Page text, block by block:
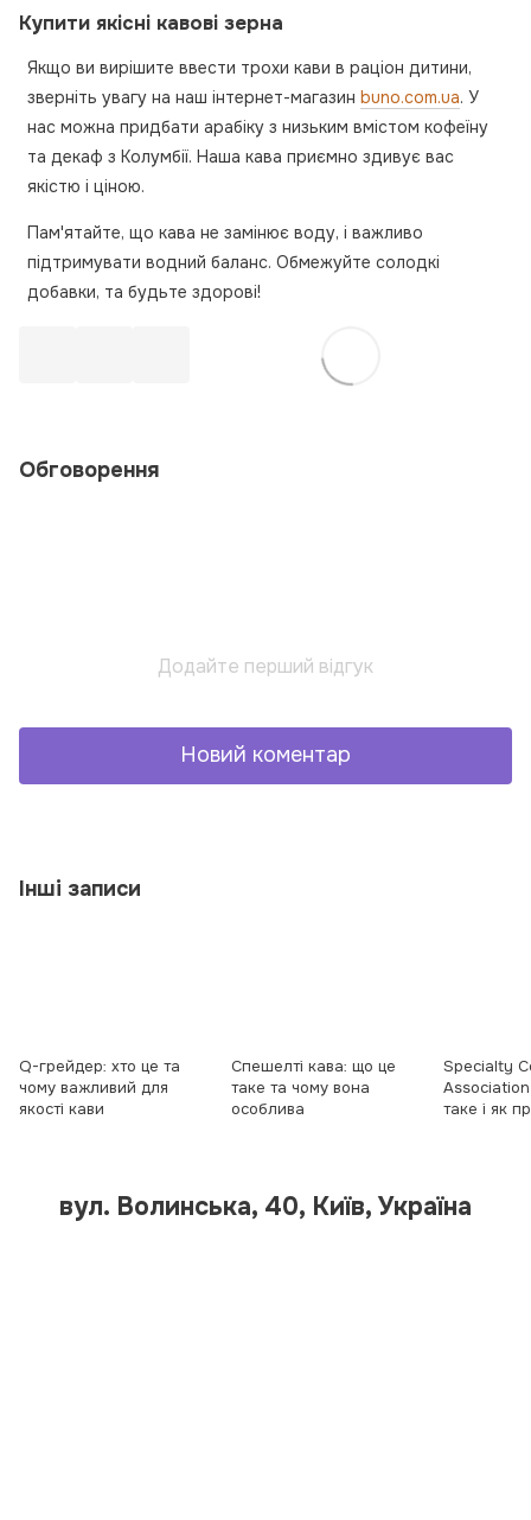
Купити якісні кавові зерна
Якщо ви вирішите ввести трохи кави в раціон дитини,
зверніть увагу на наш інтернет-магазин buno.com.ua. У
нас можна придбати арабіку з низьким вмістом кофеїну
та декаф з Колумбії. Наша кава приємно здивує вас
якістю і ціною.
Пам'ятайте, що кава не замінює воду, і важливо
підтримувати водний баланс. Обмежуйте солодкі
добавки, та будьте здорові!
Обговорення
Додайте перший відгук
Новий коментар
Інші записи
Q-грейдер: хто це та
чому важливий для
якості кави
Спешeлті кава: що це
таке та чому вона
особлива
Specialty
таке і як
вул. Волинська, 40, Київ, Україна